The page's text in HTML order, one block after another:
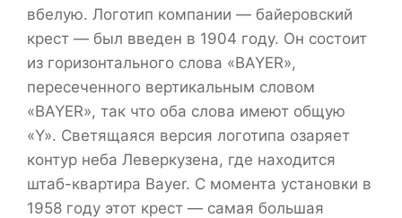
вбелую. Логотип компании — байеровский
крест — был введен в 1904 году. Он состоит
из горизонтального слова «BAYER»,
пересеченного вертикальным словом
«BAYER», так что оба слова имеют общую
«Y». Светящаяся версия логотипа озаряет
контур неба Леверкузена, где находится
штаб-квартира Bayer. С момента установки в
1958 году этот крест — самая большая